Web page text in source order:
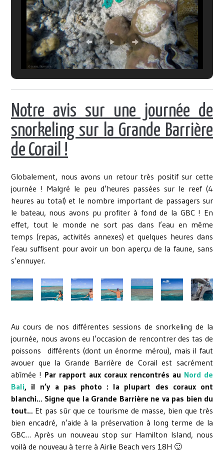
Notre avis sur une journée de
snorkeling sur la Grande Barrière
de Corail !
Globalement, nous avons un retour très positif sur cette
journée ! Malgré le peu d’heures passées sur le reef (4
heures au total) et le nombre important de passagers sur
le bateau, nous avons pu profiter à fond de la GBC ! En
effet, tout le monde ne sort pas dans l’eau en même
temps (repas, activités annexes) et quelques heures dans
l’eau suffisent pour avoir un bon aperçu de la faune, sans
s’ennuyer.
Au cours de nos différentes sessions de snorkeling de la
journée, nous avons eu l’occasion de rencontrer des tas de
poissons différents (dont un énorme mérou), mais il faut
avouer que la Grande Barrière de Corail est sacrément
abîmée ! Par rapport aux coraux rencontrés au Nord de
Bali, il n’y a pas photo : la plupart des coraux ont
blanchi… Signe que la Grande Barrière ne va pas bien du
tout… Et pas sûr que ce tourisme de masse, bien que très
bien encadré, n’aide à la préservation à long terme de la
GBC… Après un nouveau stop sur Hamilton Island, nous
voilà de nouveau à terre à Airlie Beach vers 18H 🙂